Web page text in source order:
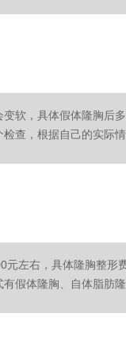
软，具体假体隆胸后
查，根据自己的实际
元左右，具体隆胸整
假体隆胸、自体脂肪